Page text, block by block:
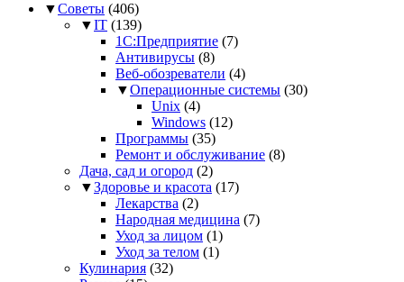
▼Советы (406)
▼IT (139)
1С:Предприятие (7)
Антивирусы (8)
Веб-обозреватели (4)
▼Операционные системы (30)
Unix (4)
Windows (12)
Программы (35)
Ремонт и обслуживание (8)
Дача, сад и огород (2)
▼Здоровье и красота (17)
Лекарства (2)
Народная медицина (7)
Уход за лицом (1)
Уход за телом (1)
Кулинария (32)